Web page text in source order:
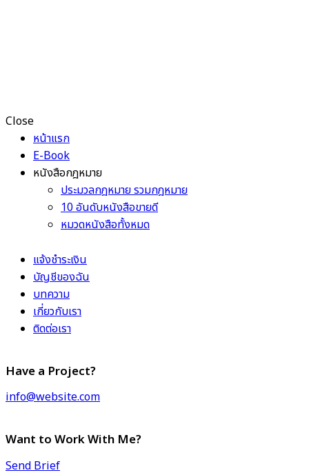
Close
หน้าแรก
E-Book
หนังสือกฎหมาย
ประมวลกฎหมาย รวมกฎหมาย
10 อันดับหนังสือขายดี
หมวดหนังสือทั้งหมด
แจ้งชำระเงิน
บัญชีของฉัน
บทความ
เกี่ยวกับเรา
ติดต่อเรา
Have a Project?
info@website.com
Want to Work With Me?
Send Brief